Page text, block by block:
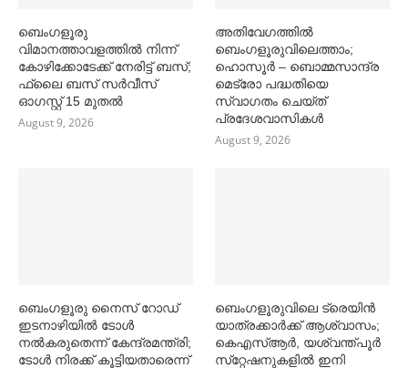
ബെംഗളൂരു
വിമാനത്താവളത്തില്‍ നിന്ന്
കോഴിക്കോടേക്ക് നേരിട്ട് ബസ്;
ഫ്ലൈ ബസ് സര്‍വീസ്
ഓഗസ്റ്റ് 15 മുതല്‍
August 9, 2026
അതിവേഗത്തില്‍
ബെംഗളൂരുവിലെത്താം;
ഹൊസൂര്‍ – ബൊമ്മസാന്ദ്ര
മെട്രോ പദ്ധതിയെ
സ്വാഗതം ചെയ്ത്
പ്രദേശവാസികള്‍
August 9, 2026
ബെംഗളൂരു നൈസ് റോഡ്
ഇടനാഴിയില്‍ ടോള്‍
നല്‍കരുതെന്ന് കേന്ദ്രമന്ത്രി;
ടോള്‍ നിരക്ക് കൂട്ടിയതാരെന്ന്
ബെംഗളൂരുവിലെ ട്രെയിൻ
യാത്രക്കാര്‍ക്ക് ആശ്വാസം;
കെഎസ്‌ആര്‍, യശ്വന്ത്പൂര്‍
സ്‌റ്റേഷനുകളില്‍ ഇനി